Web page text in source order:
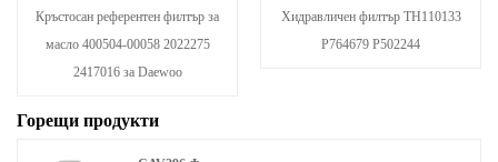
Кръстосан референтен филтър за
масло 400504-00058 2022275
2417016 за Daewoo
Хидравличен филтър TH110133
P764679 P502244
Горещи продукти